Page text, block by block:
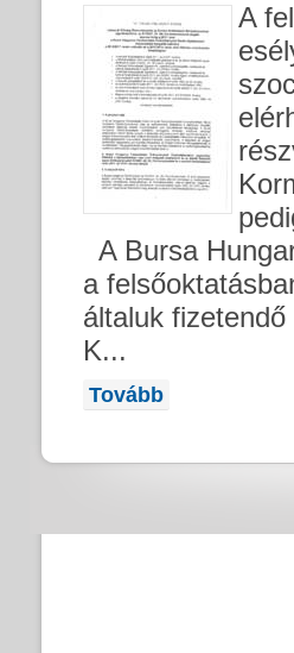
A
A Bursa
a
általuk
K...
Tovább